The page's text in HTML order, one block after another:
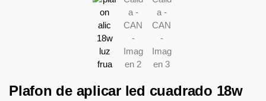
Plafon de aplicar led cuadrado 18w